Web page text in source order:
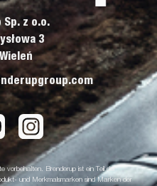
z o.o.
3
Brenderup ist ein Teil der
und Merkmalsmarken sind Marken der